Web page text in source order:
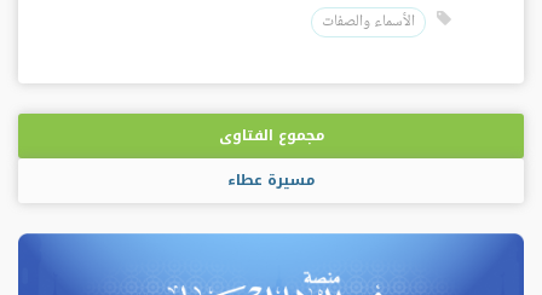
الأسماء والصفات
مجموع الفتاوى
مسيرة عطاء